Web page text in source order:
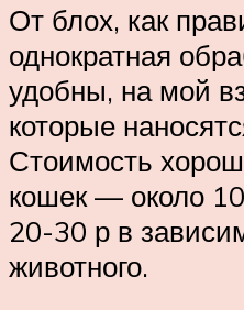
От блох, как
однократная
удобны, на мой
которые
Стоимость
кошек — около
20-30 р в
животного.